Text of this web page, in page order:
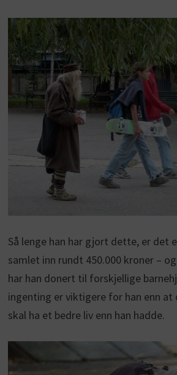
Så lenge han har gjort dette, er det
samlet inn rundt 450.000 kroner –
har han donert til forskjellige
ingenting er viktigere for han enn
skal ha et bedre liv enn han hadde.